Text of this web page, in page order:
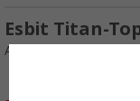
Esbit Titan-
Art.-Nr.: 279291